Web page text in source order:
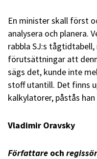
En minister skall först
analysera och planera.
rabbla SJ:s
förutsättningar att
sägs det, kunde inte
stoff utantill. Det finns
kalkylatorer, påstås
Vladimir Oravsky
Författare och regissör